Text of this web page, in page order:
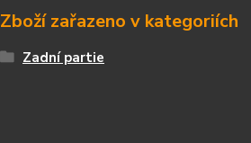
Zboží zařazeno v kategoriích
Zadní partie